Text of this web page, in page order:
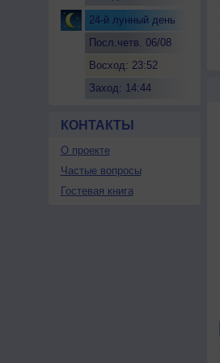
24-й лунный день
Посл.четв. 06/08
Восход: 23:52
Заход: 14:44
КОНТАКТЫ
О проекте
Частые вопросы
Гостевая книга